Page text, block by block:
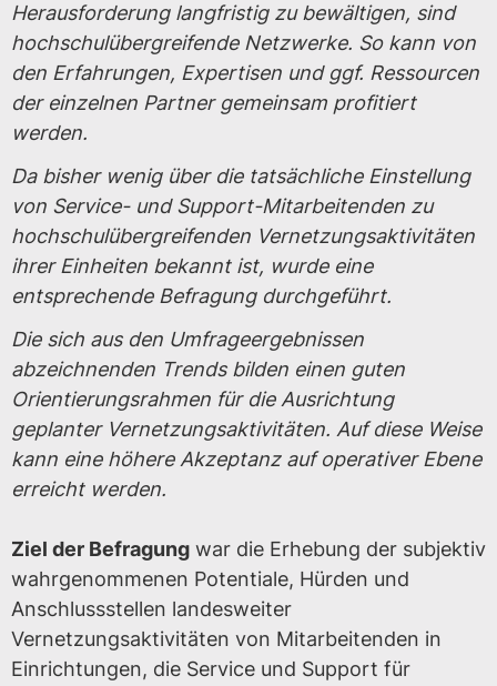
Herausforderung langfristig zu bewältigen, sind
hochschulübergreifende Netzwerke. So kann von
den Erfahrungen, Expertisen und ggf. Ressourcen
der einzelnen Partner gemeinsam profitiert
werden.
Da bisher wenig über die tatsächliche Einstellung
von Service- und Support-Mitarbeitenden zu
hochschulübergreifenden Vernetzungsaktivitäten
ihrer Einheiten bekannt ist, wurde eine
entsprechende Befragung durchgeführt.
Die sich aus den Umfrageergebnissen
abzeichnenden Trends bilden einen guten
Orientierungsrahmen für die Ausrichtung
geplanter Vernetzungsaktivitäten. Auf diese Weise
kann eine höhere Akzeptanz auf operativer Ebene
erreicht werden.
Ziel der Befragung war die Erhebung der subjektiv
wahrgenommenen Potentiale, Hürden und
Anschlussstellen landesweiter
Vernetzungsaktivitäten von Mitarbeitenden in
Einrichtungen, die Service und Support für